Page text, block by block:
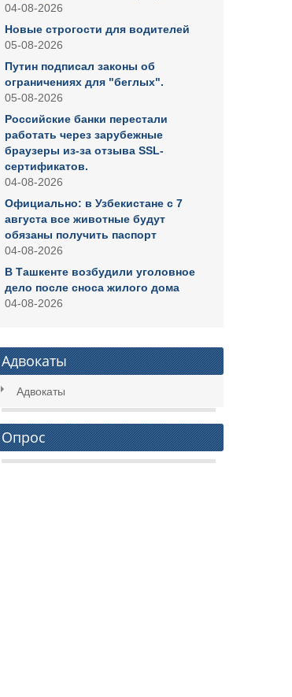
04-08-2026
Новые строгости для водителей
05-08-2026
Путин подписал законы об
ограничениях для "беглых".
05-08-2026
Российские банки перестали
работать через зарубежные
браузеры из-за отзыва SSL-
сертификатов.
04-08-2026
Официально: в Узбекистане с 7
августа все животные будут
обязаны получить паспорт
04-08-2026
В Ташкенте возбудили уголовное
дело после сноса жилого дома
04-08-2026
Адвокаты
Адвокаты
Опрос